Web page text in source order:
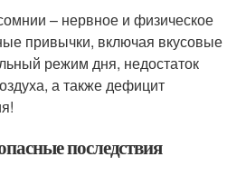
– нервное и физическое
привычки, включая вкусовые
режим дня, недостаток
а также дефицит
последствия